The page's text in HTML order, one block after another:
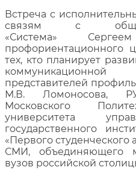
Встреча с
связям с
«Система»
профориентационного
тех, кто планирует
представителей
М.В. Ломоносова,
Московского
университета
государственного
«Первого студенческого
СМИ, объединяющего
вузов российской